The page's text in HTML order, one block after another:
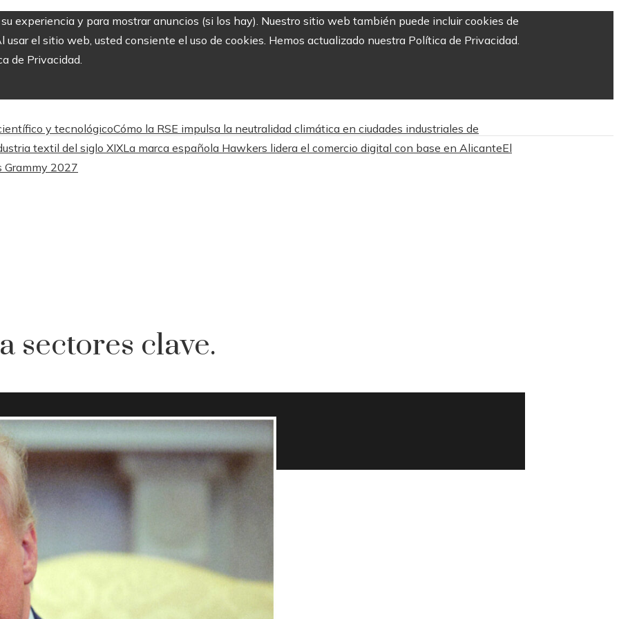
experiencia y para mostrar anuncios (si los hay). Nuestro sitio web también puede incluir cookies de
el sitio web, usted consiente el uso de cookies. Hemos actualizado nuestra Política de Privacidad.
de Privacidad.
y tecnológicoCómo la RSE impulsa la neutralidad climática en ciudades industriales de
textil del siglo XIXLa marca española Hawkers lidera el comercio digital con base en AlicanteEl
Grammy 2027
sectores clave.